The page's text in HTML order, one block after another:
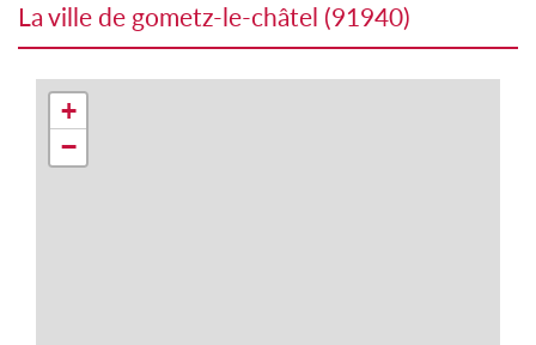
la ville de gometz-le-châtel (91940)
+
−